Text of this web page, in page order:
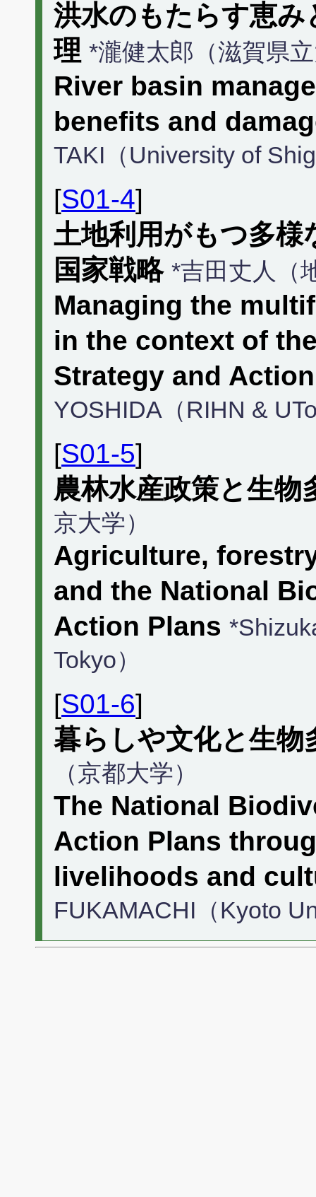
洪水のもたらす恵
理 *瀧健太郎（滋賀県
River basin
benefits and
TAKI（University of
[S01-4]
土地利用がもつ多様
国家戦略 *吉田丈人（
Managing the
in the context of
Strategy and
YOSHIDA（RIHN &
[S01-5]
農林水産政策と生物
京大学）
Agriculture,
and the National
Action Plans
Tokyo）
[S01-6]
暮らしや文化と生物
（京都大学）
The National
Action Plans
livelihoods and
FUKAMACHI（Kyoto